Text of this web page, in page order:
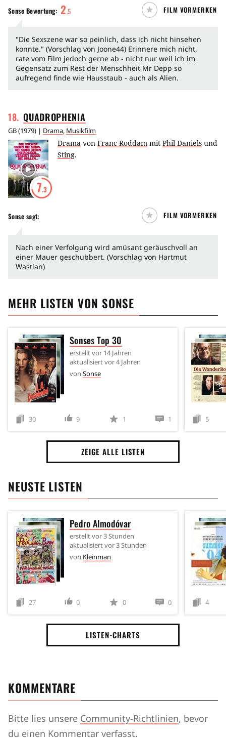
Sonse Bewertung: 2.5 FILM VORMERKEN
"Die Sexszene war so peinlich, dass ich nicht hinsehen
konnte." (Vorschlag von Joone44) Erinnere mich nicht,
rate vom Film jedoch gerne ab - nicht nur weil ich im
Gegensatz zum Rest der Menschheit Mr Depp so
aufregend finde wie Hausstaub - auch als Alien.
18. QUADROPHENIA
GB(1979) | Drama, Musikfilm
7.3
Drama von Franc Roddam mit Phil Daniels und
Sting.
Sonse sagt: FILM VORMERKEN
Nach einer Verfolgung wird amüsant geräuschvoll an
einer Mauer geschubbert. (Vorschlag von Hartmut
Wastian)
MEHR LISTEN VON SONSE
Sonses Top 30
erstelltvor 14 Jahren
aktualisiertvor 4 Jahren
von Sonse
30 9 1 1 5
ZEIGE ALLE LISTEN
NEUSTE LISTEN
Pedro Almodóvar
erstelltvor 3 Stunden
aktualisiertvor 3 Stunden
von Kleinman
27 0 0 0 4
LISTEN-CHARTS
KOMMENTARE
Bitte lies unsere Community-Richtlinien, bevor
du einen Kommentar verfasst.